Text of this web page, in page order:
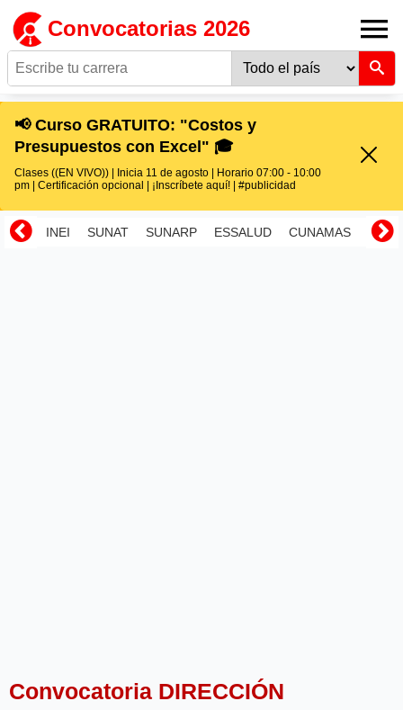
Convocatorias 2026
📢 Curso GRATUITO: "Costos y
Presupuestos con Excel" 🎓
Clases ((EN VIVO)) | Inicia 11 de agosto | Horario 07:00 - 10:00
pm | Certificación opcional | ¡Inscríbete aquí! | #publicidad
INEI SUNAT SUNARP ESSALUD CUNAMAS
Convocatoria DIRECCIÓN